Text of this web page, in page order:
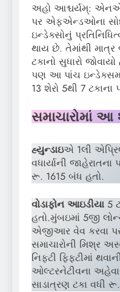
અહો આશ્ચર્યમ્:
પર એફએન્ડઓના
ઇન્ડેક્સોનું
થાય છે. તેમાંથી
ટકાનો સુધારો
પણ આ પાંચ
13 શેરો 5થી 7
સમાચારોમાં
હ્યુન્ડાઇએ 1લી
વધાર્યાની
રૂ. 1615 બંધ હતો.
વોડાફોન આઇડીયા 5
હતો.મુંબઇમાં 5જી
એજીઆર વેવ કરવા પર
સમાચારોની મિશ્ર
નિફ્ટી ફિફ્ટીમાં
ઓલ્ટરનેટીવના
સાડાત્રણ ટકા વધી